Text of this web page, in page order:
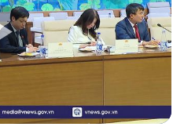
Play
Video